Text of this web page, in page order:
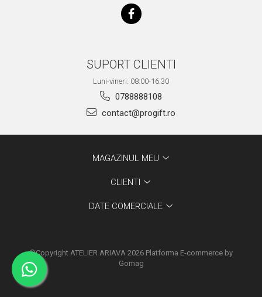
SUPORT CLIENTI
Luni-vineri: 08:00-16.30
0788888108
contact@progift.ro
MAGAZINUL MEU
CLIENTI
DATE COMERCIALE
©Copyright ATELIER ARIAVA 2026 Platforma E-commerce by
Gomag